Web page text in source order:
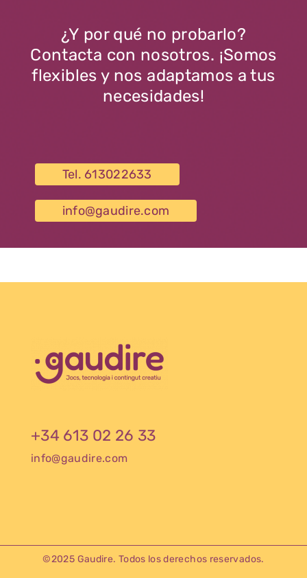
¿Y por qué no probarlo?
Contacta con nosotros. ¡Somos
flexibles y nos adaptamos a tus
necesidades!
Tel. 613022633
info@gaudire.com
+34 613 02 26 33
info@gaudire.com
©2025 Gaudire. Todos los derechos reservados.